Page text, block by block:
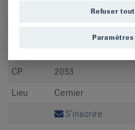
CP
2053
Lieu
Cernier
S’inscrire
Refuser tout
Paramètres